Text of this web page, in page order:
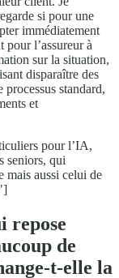
si pour une
immédiatement
l’assureur à
sur la situation,
disparaître des
standard,
et
pour l’IA,
seniors, qui
mais aussi celui de
repose
de
t-elle la